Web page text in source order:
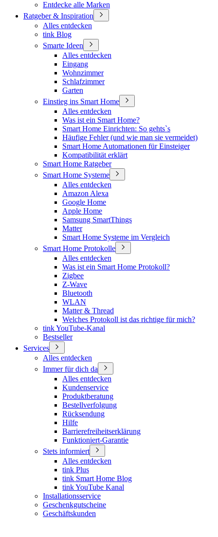
Entdecke alle Marken
Ratgeber & Inspiration
Alles entdecken
tink Blog
Smarte Ideen
Alles entdecken
Eingang
Wohnzimmer
Schlafzimmer
Garten
Einstieg ins Smart Home
Alles entdecken
Was ist ein Smart Home?
Smart Home Einrichten: So gehts`s
Häufige Fehler (und wie man sie vermeidet)
Smart Home Automationen für Einsteiger
Kompatibilität erklärt
Smart Home Ratgeber
Smart Home Systeme
Alles entdecken
Amazon Alexa
Google Home
Apple Home
Samsung SmartThings
Matter
Smart Home Systeme im Vergleich
Smart Home Protokolle
Alles entdecken
Was ist ein Smart Home Protokoll?
Zigbee
Z-Wave
Bluetooth
WLAN
Matter & Thread
Welches Protokoll ist das richtige für mich?
tink YouTube-Kanal
Bestseller
Services
Alles entdecken
Immer für dich da
Alles entdecken
Kundenservice
Produktberatung
Bestellverfolgung
Rücksendung
Hilfe
Barrierefreiheitserklärung
Funktioniert-Garantie
Stets informiert
Alles entdecken
tink Plus
tink Smart Home Blog
tink YouTube Kanal
Installationsservice
Geschenkgutscheine
Geschäftskunden